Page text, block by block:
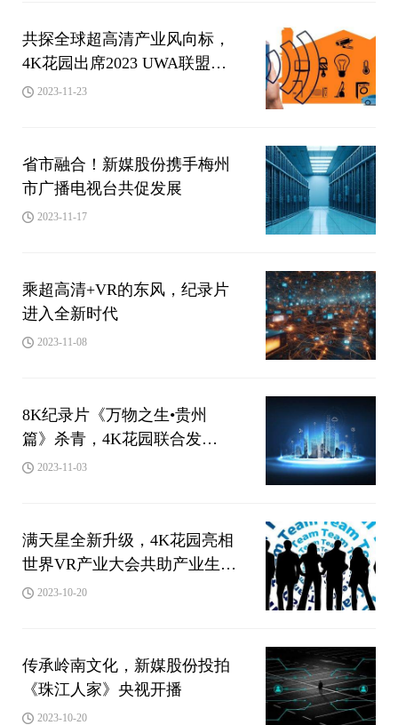
共探全球超高清产业风向标，
4K花园出席2023 UWA联盟会
员大会
2023-11-23
省市融合！新媒股份携手梅州
市广播电视台共促发展
2023-11-17
乘超高清+VR的东风，纪录片
进入全新时代
2023-11-08
8K纪录片《万物之生•贵州
篇》杀青，4K花园联合发
布“超高清自然影像合作计划”
2023-11-03
满天星全新升级，4K花园亮相
世界VR产业大会共助产业生态
协同发展
2023-10-20
传承岭南文化，新媒股份投拍
《珠江人家》央视开播
2023-10-20